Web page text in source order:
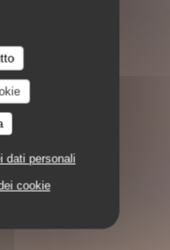
dati personali
cookie